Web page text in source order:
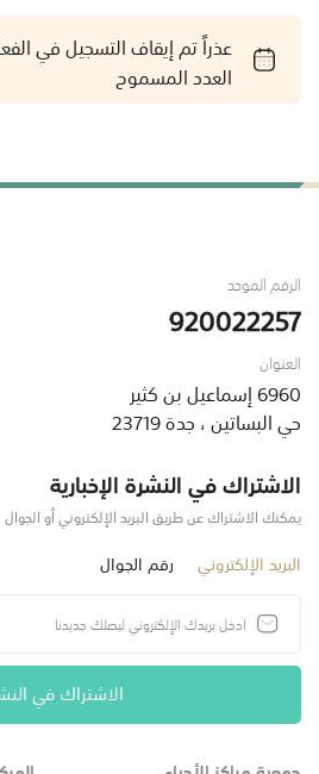
عذراً تم إيقاف التسجيل في
العدد المسموح
الرقم الموحد
920022257
العنوان
6960 إسماعيل بن كثير
حي البساتين ، جدة 23719
الاشتراك في النشرة الإخبارية
يمكنك الاشتراك عن طريق البريد الإلكتروني أو الجوال
البريد الإلكتروني رقم الجوال
الاشتراك في